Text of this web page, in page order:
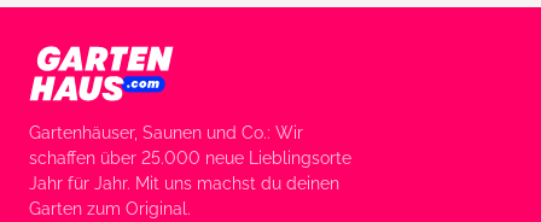
Gartenhäuser, Saunen und Co.: Wir
schaffen über 25.000 neue Lieblingsorte
Jahr für Jahr. Mit uns machst du deinen
Garten zum Original.